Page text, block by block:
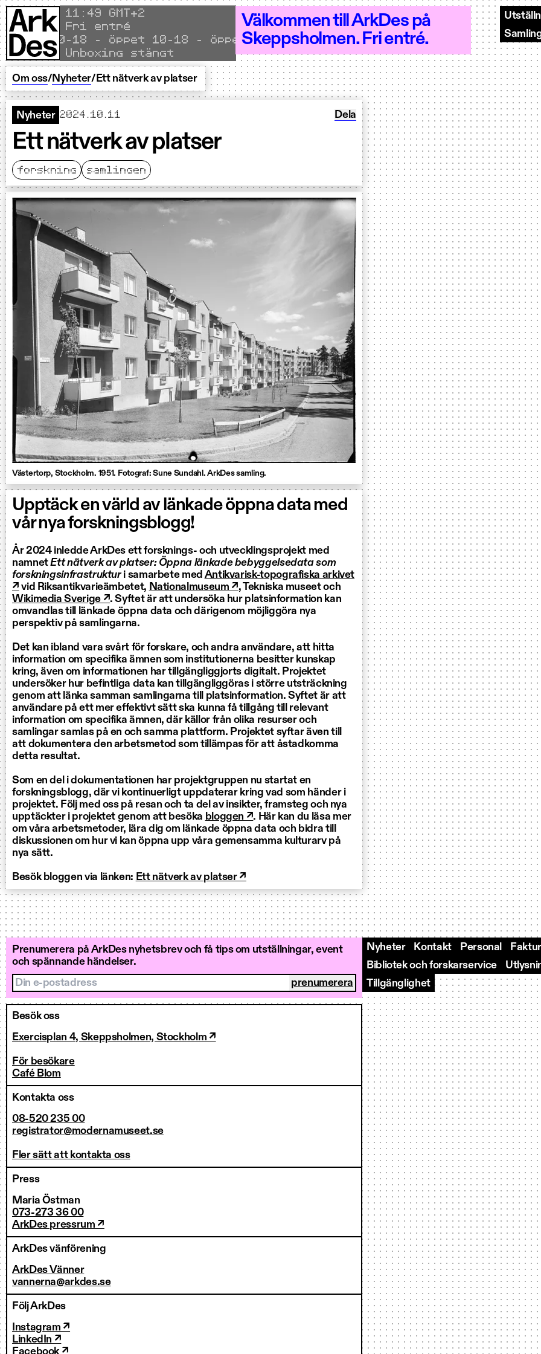
Hoppa till innehållet
Local time
11
49 GMT+2
Fri entré
10–18 - Öppet 10–18 - Öppet 10–18 - Öppet 10–18
Unboxing stängt
Välkommen till ArkDes på
Skeppsholmen. Fri entré.
Om oss/Nyheter/ Ett nätverk av platser
Nyheter 2024.10.11 Dela Ett nätverk av platser
Dela
Ett nätverk av platser
forskning samlingen
Västertorp, Stockholm. 1951. Fotograf: Sune Sundahl. ArkDes samling.
Upptäck en värld av länkade öppna data med
vår nya forskningsblogg!
År 2024 inledde ArkDes ett forsknings- och utvecklingsprojekt med
namnetEtt nätverk av platser: Öppna länkade bebyggelsedata som
forskningsinfrastrukturi samarbete med Antikvarisk-topografiska arkivet
↗ vid Riksantikvarieämbetet, Nationalmuseum ↗, Tekniska museet och
Wikimedia Sverige ↗. Syftet är att undersöka hur platsinformation kan
omvandlas till länkade öppna data och därigenom möjliggöra nya
perspektiv på samlingarna.
Det kan ibland vara svårt för forskare, och andra användare, att hitta
information om specifika ämnen som institutionerna besitter kunskap
kring, även om informationen har tillgängliggjorts digitalt. Projektet
undersöker hur befintliga data kan tillgängliggöras i större utsträckning
genom att länka samman samlingarna till platsinformation. Syftet är att
användare på ett mer effektivt sätt ska kunna få tillgång till relevant
information om specifika ämnen, där källor från olika resurser och
samlingar samlas på en och samma plattform. Projektet syftar även till
att dokumentera den arbetsmetod som tillämpas för att åstadkomma
detta resultat.
Som en del i dokumentationen har projektgruppen nu startat en
forskningsblogg, där vi kontinuerligt uppdaterar kring vad som händer i
projektet. Följ med oss på resan och ta del av insikter, framsteg och nya
upptäckter i projektet genom att besöka bloggen ↗. Här kan du läsa mer
om våra arbetsmetoder, lära dig om länkade öppna data och bidra till
diskussionen om hur vi kan öppna upp våra gemensamma kulturarv på
nya sätt.
Besök bloggen via länken: Ett nätverk av platser ↗
Prenumerera på ArkDes nyhetsbrev och få tips om utställningar, event
och spännande händelser.
Din e-postadress
Besök oss
Exercisplan 4, Skeppsholmen, Stockholm ↗
För besökare
Café Blom
Kontakta oss
08-520 235 00
registrator@modernamuseet.se
Fler sätt att kontakta oss
Press
Maria Östman
073-273 36 00
ArkDes pressrum ↗
ArkDes vänförening
ArkDes Vänner
vannerna@arkdes.se
Följ ArkDes
Instagram ↗
LinkedIn ↗
Facebook ↗
Nyheter Kontakt Personal
Bibliotek och forskarservice
Tillgänglighet